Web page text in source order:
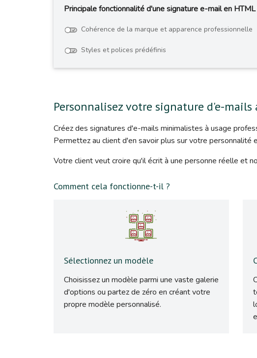
Principale fonctionnalité d'une signature e-mail en HTML
Cohérence de la marque et apparence professionnelle
Styles et polices prédéfinis
Personnalisez votre signature d'e-
Créez des signatures d'e-mails minimalistes à usage
Permettez au client d'en savoir plus sur votre personnalité
Votre client veut croire qu'il écrit à une personne réelle et
Comment cela fonctionne-t-il ?
Sélectionnez un modèle
Choisissez un modèle parmi une vaste galerie
d'options ou partez de zéro en créant votre
propre modèle personnalisé.